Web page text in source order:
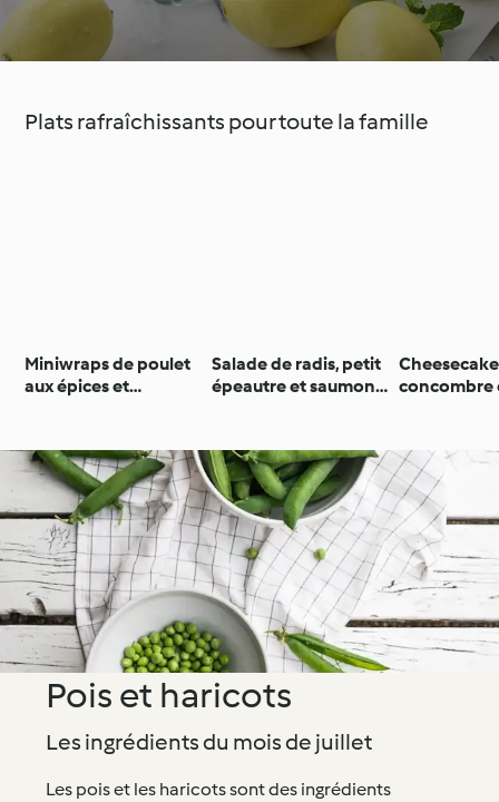
Plats rafraîchissants pour toute la famille
Miniwraps de poulet
aux épices et
Salade de radis, petit
épeautre et saumon
Cheesecake
concombre
Pois et haricots
Les ingrédients du mois de juillet
Les pois et les haricots sont des ingrédients